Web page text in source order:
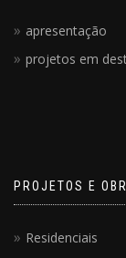
apresentação
projetos em
PROJETOS E
Residenciais